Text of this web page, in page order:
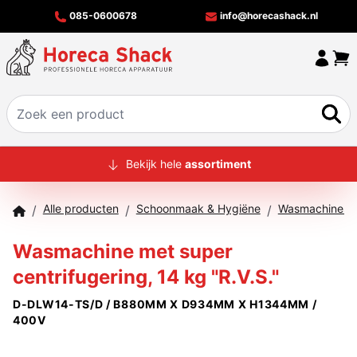
085-0600678 info@horecashack.nl
HOME
MERKEN
OFFERTECHECKER
CONTACT
Bekijk hele assortiment
/ Alle producten / Schoonmaak & Hygiëne / Wasmachines
Wasmachine met super
centrifugering, 14 kg "R.V.S."
D-DLW14-TS/D / B880MM X D934MM X H1344MM /
400V